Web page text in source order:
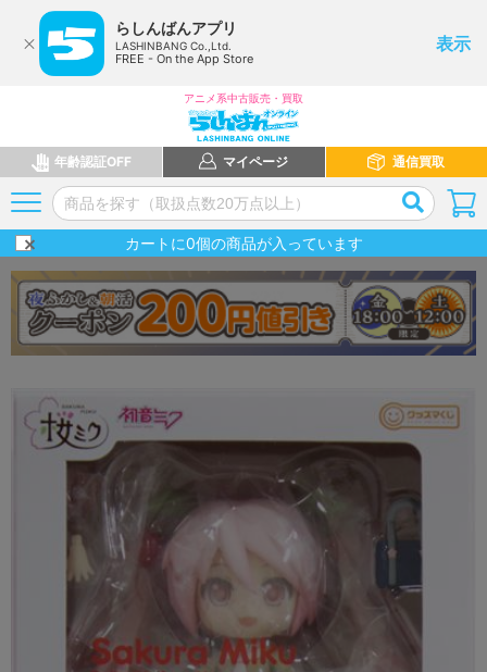
らしんばんアプリ
LASHINBANG Co.,Ltd.
FREE - On the App Store
表示
アニメ系中古販売・買取
年齢認証OFF マイページ 通信買取
カートに0個の商品が入っています